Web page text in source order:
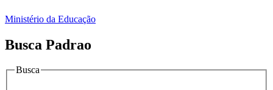
Ministério da Educação
Busca Padrao
Busca